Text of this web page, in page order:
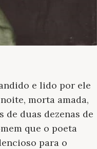
e lido por ele
morta amada,
duas dezenas de
que o poeta
para o